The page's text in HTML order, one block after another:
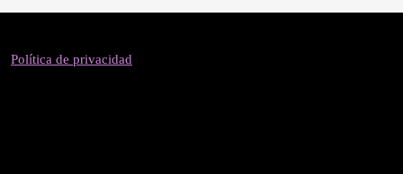
Política de privacidad